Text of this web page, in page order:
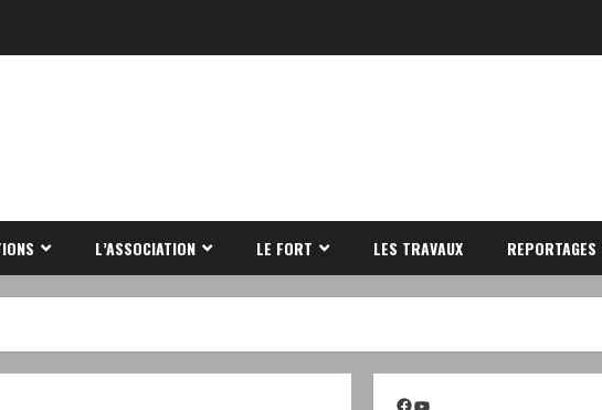
L’ASSOCIATION LE FORT LES TRAVAUX REPORTAGES